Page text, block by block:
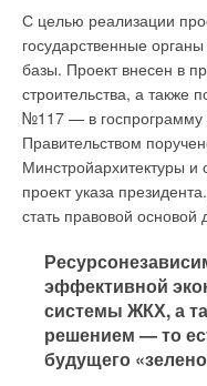
С целью реализации
государственные
базы. Проект внесен в
строительства, а также
№117 — в госпрограмму
Правительством
Минстройархитектуры и
проект указа
стать правовой
эффективной
системы ЖКХ, а
решением — то
будущего
глубочайшие
водозабора в
минимизирует время
площадку. Сами
допускают
Путь воды: от
Бережно добывать воду
структуру и природный
позволяют
Главным критерием при
материал, из которого
Минеральная вода –
быстро воздействует
содержание продуктов